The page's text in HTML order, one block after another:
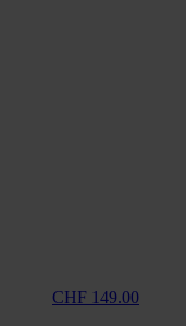
CHF 149.00